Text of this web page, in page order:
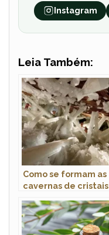
Instagram
Leia Também:
Como se formam as
cavernas de cristais